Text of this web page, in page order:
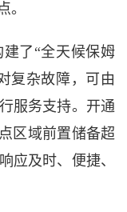
。
建 了 “全天候保姆
复杂故障，可由
服务支持。 开通
区域前置储备超
应及时、便捷、